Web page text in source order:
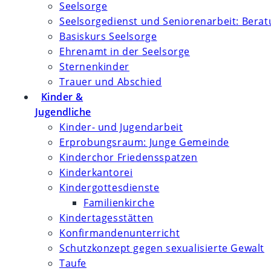
Seelsorge
Seelsorgedienst und Seniorenarbeit:
Basiskurs Seelsorge
Ehrenamt in der Seelsorge
Sternenkinder
Trauer und Abschied
Kinder &
Jugendliche
Kinder- und Jugendarbeit
Erprobungsraum: Junge Gemeinde
Kinderchor Friedensspatzen
Kinderkantorei
Kindergottesdienste
Familienkirche
Kindertagesstätten
Konfirmanden­unterricht
Schutzkonzept gegen sexualisierte Gewalt
Taufe